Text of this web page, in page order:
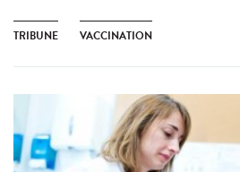
TRIBUNE VACCINATION